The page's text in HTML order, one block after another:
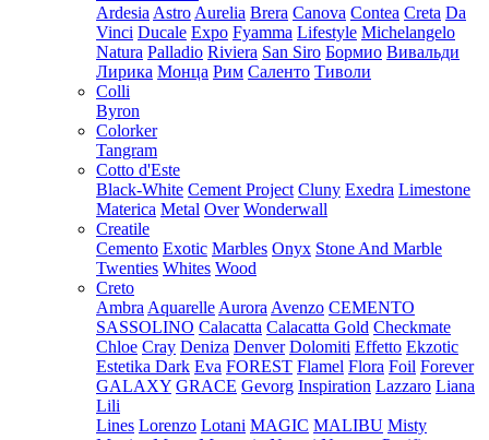
Ardesia Astro Aurelia Brera Canova Contea Creta Da
Vinci Ducale Expo Fyamma Lifestyle Michelangelo
Natura Palladio Riviera San Siro Бормио Вивальди
Лирика Монца Рим Саленто Тиволи
Colli
Byron
Colorker
Tangram
Cotto d'Este
Black-White Cement Project Cluny Exedra Limestone
Materica Metal Over Wonderwall
Creatile
Cemento Exotic Marbles Onyx Stone And Marble
Twenties Whites Wood
Creto
Ambra Aquarelle Aurora Avenzo CEMENTO
SASSOLINO Calacatta Calacatta Gold Checkmate
Chloe Cray Deniza Denver Dolomiti Effetto Ekzotic
Estetika Dark Eva FOREST Flamel Flora Foil Forever
GALAXY GRACE Gevorg Inspiration Lazzaro Liana
Lili
Lines Lorenzo Lotani MAGIC MALIBU Misty